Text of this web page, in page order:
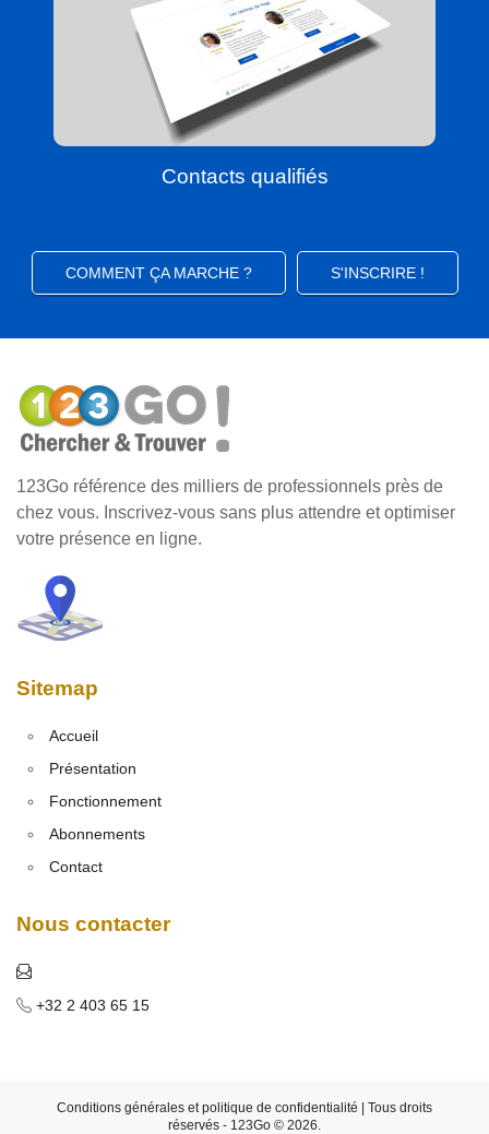
Contacts qualifiés
COMMENT ÇA MARCHE ? S'INSCRIRE !
123Go référence des milliers de professionnels près de
chez vous. Inscrivez-vous sans plus attendre et optimiser
votre présence en ligne.
Sitemap
Accueil
Présentation
Fonctionnement
Abonnements
Contact
Nous contacter
+32 2 403 65 15
Conditions générales et politique de confidentialité | Tous droits
réservés - 123Go © 2026.